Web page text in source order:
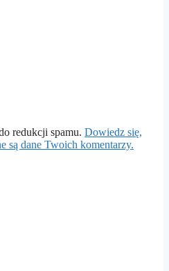
redukcji spamu. Dowiedz się,
są dane Twoich komentarzy.